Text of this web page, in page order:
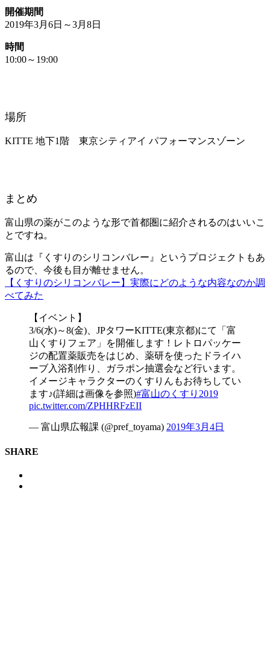
開催期間
2019年3月6日～3月8日
時間
10:00～19:00
場所
KITTE 地下1階 東京シティアイ パフォーマンスゾーン
まとめ
富山県の薬がこのような形で首都圏に紹介されるのはいいこ
とですね。
富山は『くすりのシリコンバレー』というプロジェクトもあ
るので、今後も目が離せません。
【くすりのシリコンバレー】実際にどのような内容なのか調
べてみた
【イベント】
3/6(水)～8(金)、JPタワーKITTE(東京都)にて「富
山くすりフェア」を開催します！レトロパッケー
ジの配置薬販売をはじめ、薬研を使ったドライハ
ーブ入浴剤作り、ガラポン抽選会など行います。
イメージキャラクターのくすりんもお待ちしてい
ます♪(詳細は画像を参照)#富山のくすり2019
pic.twitter.com/ZPHHRFzEII
— 富山県広報課 (@pref_toyama) 2019年3月4日
SHARE